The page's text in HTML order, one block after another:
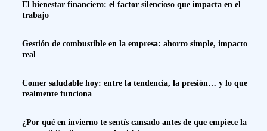
El bienestar financiero: el factor silencioso que impacta en el
trabajo
Gestión de combustible en la empresa: ahorro simple, impacto
real
Comer saludable hoy: entre la tendencia, la presión… y lo que
realmente funciona
¿Por qué en invierno te sentís cansado antes de que empiece la